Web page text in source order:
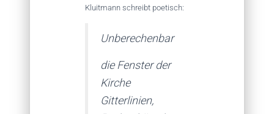
Kluitmann schreibt poetisch:
Unberechenbar
die Fenster der
Kirche
Gitterlinien,